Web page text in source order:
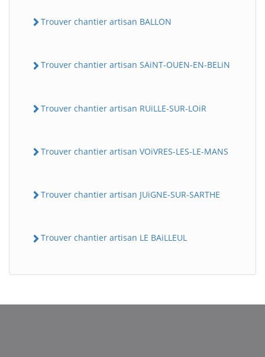
Trouver chantier artisan BALLON
Trouver chantier artisan SAiNT-OUEN-EN-BELiN
Trouver chantier artisan RUiLLE-SUR-LOiR
Trouver chantier artisan VOiVRES-LES-LE-MANS
Trouver chantier artisan JUiGNE-SUR-SARTHE
Trouver chantier artisan LE BAiLLEUL
B BatiWebPro